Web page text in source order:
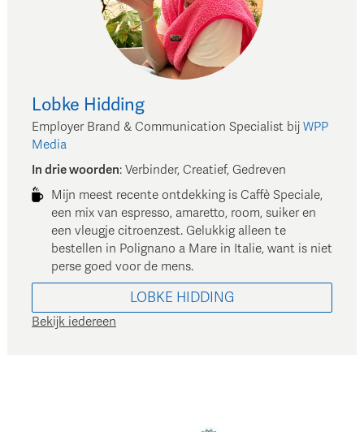
Lobke Hidding
Employer Brand & Communication Specialist bij WPP
Media
In drie woorden: Verbinder, Creatief, Gedreven
Mijn meest recente ontdekking is Caffè Speciale,
een mix van espresso, amaretto, room, suiker en
een vleugje citroenzest. Gelukkig alleen te
bestellen in Polignano a Mare in Italie, want is niet
perse goed voor de mens.
LOBKE HIDDING
Bekijk iedereen